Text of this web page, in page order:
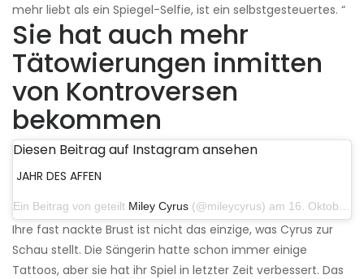
mehr liebt als ein Spiegel-Selfie, ist ein selbstgesteuertes. “
Sie hat auch mehr
Tätowierungen inmitten
von Kontroversen
bekommen
Diesen Beitrag auf Instagram ansehen
JAHR DES AFFEN
Ein Beitrag von geteilt Miley Cyrus (@mileycyrus) am 16. Oktober 2019 um 19:04 Uhr PDT
Ihre fast nackte Brust ist nicht das einzige, was Cyrus zur
Schau stellt. Die Sängerin hatte schon immer einige
Tattoos, aber sie hat ihr Spiel in letzter Zeit verbessert. Das